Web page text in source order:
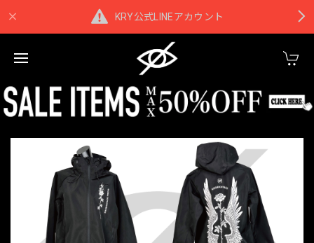
KRY公式LINEアカウント